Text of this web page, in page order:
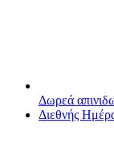
Δωρεά
Διεθνής